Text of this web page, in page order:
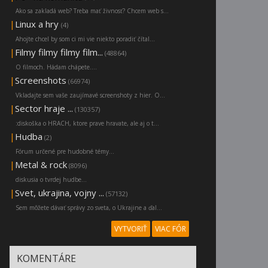
Ako sa zakladá web? Treba mať živnosť? Chcem web s...
| Linux a hry (4)
Ahojte chcel by som ci mi vie niekto poradiť čítal...
| Filmy filmy filmy film... (48864)
O filmoch. Hádam chápete....
| Screenshots (66974)
Vkladajte sem vaše zaujímavé screenshoty z hier. O...
| Sector hraje ... (130357)
:diskoška o HRACH, ktore prave hravate, ale aj o t...
| Hudba (2)
Fórum určené pre hudobné témy...
| Metal & rock (8096)
diskusia o tvrdej hudbe...
| Svet, ukrajina, vojny ... (57132)
Sem môžete dávať správy zo sveta, o Ukrajine a ďal...
VYTVORIŤ VIAC FÓR
KOMENTÁRE